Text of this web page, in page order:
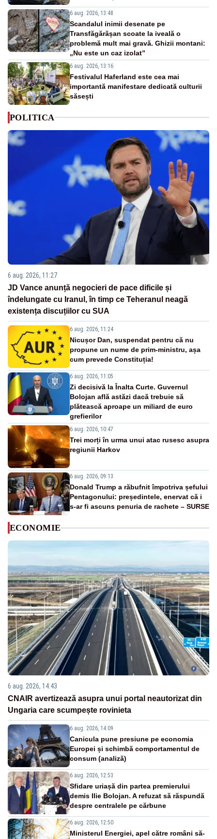
6 aug. 2026, 13:48
Scandalul inimii desenate pe
Transfăgărășan scoate la iveală o
problemă mult mai gravă. Ghizii montani:
„Nu este un caz izolat”
6 aug. 2026, 13:16
Festivalul Haferland este cea mai
importantă manifestare dedicată culturii
săsești
POLITICA
6 aug. 2026, 11:27
JD Vance anunță negocieri de pace dificile și
îndelungate cu Iranul, în timp ce Teheranul neagă
existența discuțiilor cu SUA
6 aug. 2026, 11:24
Nicușor Dan, suspendat pentru că nu
propune un nume de prim-ministru, așa
cum prevede Constituția!
6 aug. 2026, 11:05
Zi decisivă la Înalta Curte. Guvernul
Bolojan află astăzi dacă trebuie să
plătească aproape un miliard de euro
grefierilor
6 aug. 2026, 10:47
Trei morți în urma unui atac rusesc asupra
regiunii Harkov
6 aug. 2026, 09:13
Donald Trump a răbufnit împotriva șefului
Pentagonului: președintele, enervat că i
s-ar fi ascuns penuria de rachete – SURSE
ECONOMIE
6 aug. 2026, 14:43
CNAIR avertizează asupra unui portal neautorizat din
Ungaria care scumpește rovinieta
6 aug. 2026, 14:09
Canicula pune presiune pe economia
Europei și schimbă comportamentul de
consum (analiză)
6 aug. 2026, 12:53
Sfidare uriașă din partea premierului
demis Ilie Bolojan. A refuzat să răspundă
despre centralele pe cărbune
6 aug. 2026, 12:50
Ministerul Energiei, apel către români să-